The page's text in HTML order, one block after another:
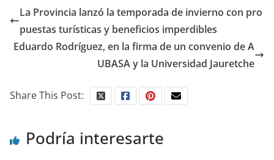
La Provincia lanzó la temporada de invierno con pro
puestas turísticas y beneficios imperdibles
Eduardo Rodríguez, en la firma de un convenio de A
UBASA y la Universidad Jauretche
Share This Post:
Podría interesarte